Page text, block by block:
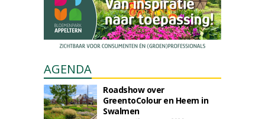
AGENDA
Roadshow over
GreentoColour en Heem in
Swalmen